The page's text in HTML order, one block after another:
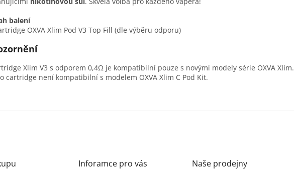
balení
OXVA Xlim Pod V3 Top Fill (dle výběru odporu)
Xlim V3 s odporem 0,4Ω je kompatibilní pouze s novými modely série OXVA Xlim.
cartridge není kompatibilní s modelem OXVA Xlim C Pod Kit.
Inforamce pro vás Naše prodejny